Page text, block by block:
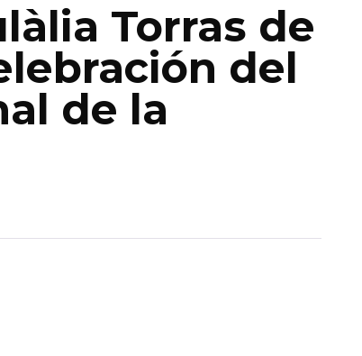
Torras de
del
de la